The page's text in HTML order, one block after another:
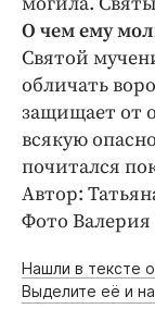
О чем ему
Святой
обличать
защищает от
всякую
почитался
Автор:
Фото
Нашли в тексте
Выделите её и